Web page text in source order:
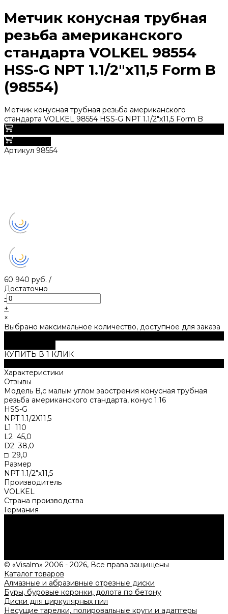
Метчик конусная трубная
резьба американского
стандарта VOLKEL 98554
HSS-G NPT 1.1/2"х11,5 Form B
(98554)
Метчик конусная трубная резьба американского
стандарта VOLKEL 98554 HSS-G NPT 1.1/2"х11,5 Form B
Артикул 98554
60 940 руб. /
Достаточно
-
+
×
Выбрано максимальное количество, доступное для заказа
КУПИТЬ В 1 КЛИК
Характеристики
Отзывы
Модель B,с малым углом заострения конусная трубная
резьба американского стандарта, конус 1:16
HSS-G
NPT 1.1/2Х11,5
L1 110
L2 45,0
D2 38,0
□ 29,0
Размер
NPT 1.1/2"х11,5
Производитель
VOLKEL
Страна производства
Германия
© «Visalm» 2006 - 2026, Все права защищены
Каталог товаров
Алмазные и абразивные отрезные диски
Буры, буровые коронки, долота по бетону
Диски для циркулярных пил
Несущие тарелки, полировальные круги и адаптеры